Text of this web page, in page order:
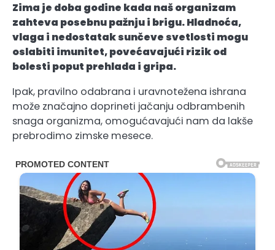
Zima je doba godine kada naš organizam
zahteva posebnu pažnju i brigu. Hladnoća,
vlaga i nedostatak sunčeve svetlosti mogu
oslabiti imunitet, povećavajući rizik od
bolesti poput prehlada i gripa.
Ipak, pravilno odabrana i uravnotežena ishrana
može značajno doprineti jačanju odbrambenih
snaga organizma, omogućavajući nam da lakše
prebrodimo zimske mesece.